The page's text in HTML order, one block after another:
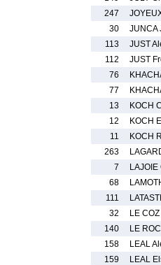
247
30
JUNCA
113
JUST
112
JUST
76
77
13
KOCH
12
KOCH
11
KOCH
263
7
LAJOIE
68
111
32
LE
140
LE
158
LEAL
159
LEAL